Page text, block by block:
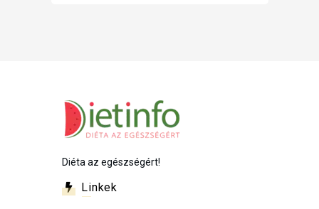
Diéta az egészségért!
Linkek